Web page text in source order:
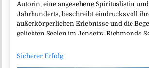
Autorin, eine angesehene Spiritualistin und
Jahrhunderts, beschreibt eindrucksvoll
außerkörperlichen Erlebnisse und die
geliebten Seelen im Jenseits. Richmonds
Sicherer Erfolg